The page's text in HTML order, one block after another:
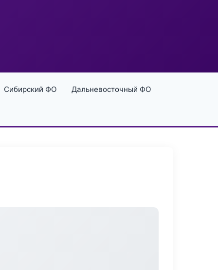
Сибирский ФО Дальневосточный ФО